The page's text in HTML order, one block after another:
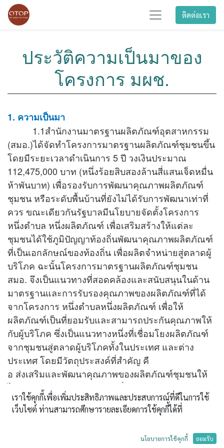
ติดต่อเรา
ประวัติความเป็นมาของ
โครงการ มผช.
1. ความเป็นมา
1.1สำนักงานมาตรฐานผลิตภัณฑ์อุตสาหกรรม
(สมอ.)ได้จัดทำโครงการมาตรฐานผลิตภัณฑ์ชุมชนขึ้น
โดยมีระยะเวลาดำเนินการ 5 ปี วงเงินประมาณ
112,475,000 บาท (หนึ่งร้อยสิบสองล้านสี่แสนเจ็ดหมื่น
ห้าพันบาท) เพื่อรองรับการพัฒนาคุณภาพผลิตภัณฑ์
ชุมชน หรือระดับพื้นบ้านที่ยังไม่ได้รับการพัฒนาเท่าที่
ควร ขณะเดียวกันรัฐบาลมีนโยบายจัดตั้งโครงการ
หนึ่งตำบล หนึ่งผลิตภัณฑ์ เพื่อเสริมสร้างให้แต่ละ
ชุมชนได้ใช้ภูมิปัญญาท้องถิ่นพัฒนาคุณภาพผลิตภัณฑ์
ที่เป็นเอกลักษณ์ของท้องถิ่น เพื่อผลิตจำหน่ายสู่ตลาดผู้
บริโภค ฉะนั้นโครงการมาตรฐานผลิตภัณฑ์ชุมชน
สมอ. จึงเป็นแนวทางที่สอดคล้องและสนับสนุนในด้าน
มาตรฐานและการรับรองคุณภาพของผลิตภัณฑ์ที่ได้
จากโครงการ หนึ่งตำบลหนึ่งผลิตภัณฑ์ เพื่อให้
ผลิตภัณฑ์เป็นที่ยอมรับและสามารถประกันคุณภาพให้
กับผู้บริโภค ซึ่งเป็นแนวทางหนึ่งที่เชื่อมโยงผลิตภัณฑ์
จากชุมชนสู่ตลาดผู้บริโภคทั้งในประเทศ และต่าง
ประเทศ โดยมีวัตถุประสงค์ที่สำคัญ คื
อ ส่งเสริมและพัฒนาคุณภาพของผลิตภัณฑ์ชุมชนให้
ได้รับการรับรอง และแสดงเครื่องหมายการรับรอง
เพื่อส่งเสริมด้านการตลาดของผลิตภัณฑ์ให้ เป็นที่
ยอมรับอย่างแพร่หลาย และสร้างความมั่นใจให้กับผู้
เราใช้คุกกี้เพื่อเพิ่มประสิทธิภาพและประสบการณ์ที่ดีในการใช้
เว็บไซต์ ท่านสามารถศึกษารายละเอียดการใช้คุกกี้ได้ที่
นโยบายการใช้คุกกี้ ยอมรับ